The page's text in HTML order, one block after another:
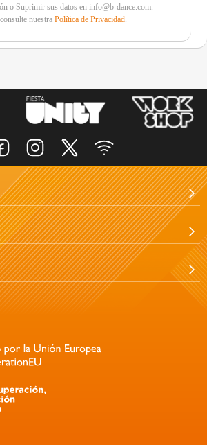
o Suprimir sus datos en info@b-dance.com.
nuestraPolítica de Privacidad